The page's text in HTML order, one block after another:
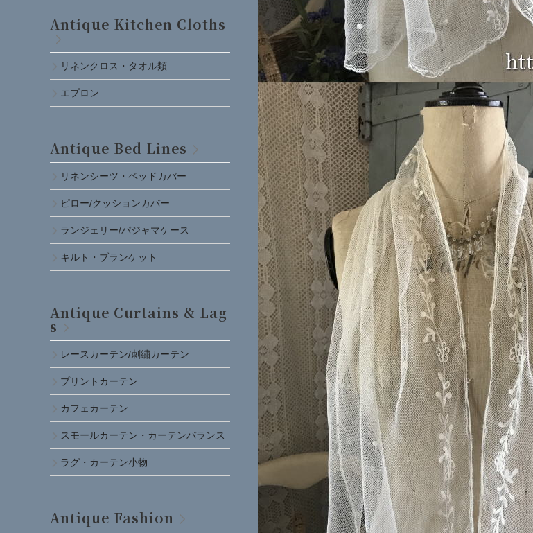
Antique Kitchen Cloths
リネンクロス・タオル類
エプロン
Antique Bed Lines
リネンシーツ・ベッドカバー
ピロー/クッションカバー
ランジェリー/パジャマケース
キルト・ブランケット
Antique Curtains & Lag
s
レースカーテン/刺繍カーテン
プリントカーテン
カフェカーテン
スモールカーテン・カーテンバランス
ラグ・カーテン小物
Antique Fashion